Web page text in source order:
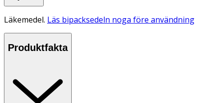
Läkemedel. Läs bipacksedeln noga före användning
Produktfakta